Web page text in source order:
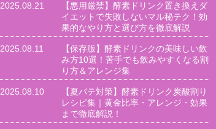
2025.08.21
【悪用厳禁】酵素ドリンク置き換えダ
イエットで失敗しないマル秘テク！効
果的なやり方と選び方を徹底解説
2025.08.11
【保存版】酵素ドリンクの美味しい飲
み方10選！苦手でも飲みやすくなる割
り方＆アレンジ集
2025.08.10
【夏バテ対策】酵素ドリンク炭酸割り
レシピ集｜黄金比率・アレンジ・効果
まで徹底解説！